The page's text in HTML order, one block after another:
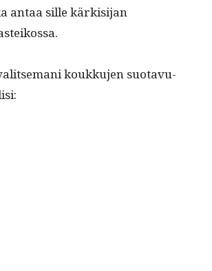
antaa sille kärk­isi­jan
koukku­jen suo­tavu­